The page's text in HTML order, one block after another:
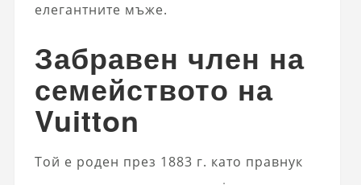
елегантните мъже.
Забравен член на
семейството на
Vuitton
Той е роден през 1883 г. като правнук